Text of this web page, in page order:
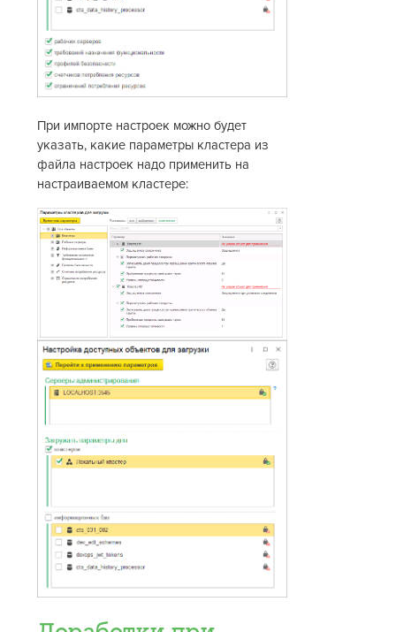
При импорте настроек можно будет
указать, какие параметры кластера из
файла настроек надо применить на
настраиваемом кластере: